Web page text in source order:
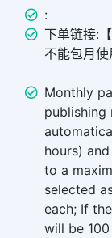
:
下单链接:
不能包月使
Monthly
publishing
hours)
to a
selected
each; If
will be